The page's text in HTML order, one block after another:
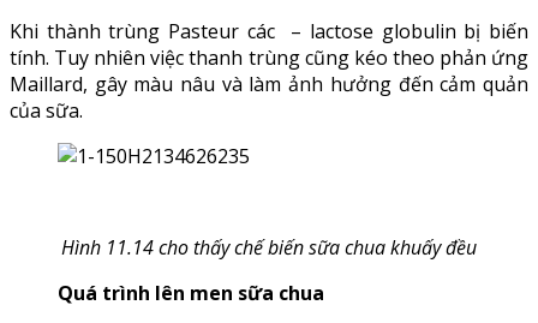
Khi thành trùng Pasteur các – lactose globulin bị biến
tính. Tuy nhiên việc thanh trùng cũng kéo theo phản ứng
Maillard, gây màu nâu và làm ảnh hưởng đến cảm quản
của sữa.
Hình 11.14 cho thấy chế biến sữa chua khuấy đều
Quá trình lên men sữa chua